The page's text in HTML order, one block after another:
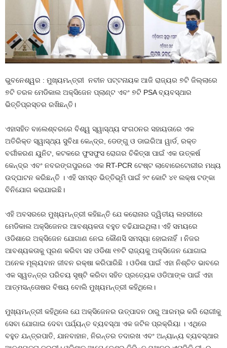
ଭୁବନେଶ୍ୱର : ମୁଖ୍ୟମନ୍ତ୍ରୀ ନବୀନ ପଟ୍ଟନାୟକ ଆଜି ରାଜ୍ୟର ୭ଟି ଜିଲ୍ଲାରେ
୭ଟି ତରଳ ମେଡିକାଲ ଅକ୍‌ସିଜେନ ପ୍ଲାଣ୍ଟ ଏବଂ ୭ଟି PSA ବ୍ୟବସ୍ଥାର
ଭିତ୍ତିପ୍ରସ୍ତର ରଖିଛନ୍ତି।
ଏହାସହିତ ବାଲେଶ୍ବରରେ ବିଶ୍ୱ ସ୍ୱାସ୍ଥ୍ୟ ସଂଗଠନର ସହାୟତାରେ ଏକ
ଅତିରିକ୍ତ ସ୍ୱାସ୍ଥ୍ୟ ସୁବିଧା କେନ୍ଦ୍ର, ଡେଙ୍ଗୁ ଓ ଡାଇରିଆ ୱାର୍ଡ, ରକ୍ତ
ବର୍ଗୀକରଣ ୟୁନିଟ, କଟକରେ ଫୁସଫୁସ ରୋଗର ଚିକିତ୍ସା ପାଇଁ ଏକ ଉତ୍କର୍ଷ
କେନ୍ଦ୍ର ଏବଂ ନବରଙ୍ଗପୁରରେ ଏକ RT-PCR ଟେଷ୍ଟ ଲାବୋରେଟୋରୀର ମଧ୍ୟ
ଉଦ୍‌ଘାଟନ କରିଛନ୍ତି । ଏହି ସମସ୍ତ ଭିତ୍ତିଭୂମି ପାଇଁ ୨୯ କୋଟି ୪୧ ଲକ୍ଷ ଟଙ୍କା
ବିନିଯୋଗ କରାଯାଇଛି।
ଏହି ଅବସରରେ ମୁଖ୍ୟମନ୍ତ୍ରୀ କହିଛନ୍ତି ଯେ କରୋନାର ଦ୍ୱିତୀୟ ଲହରୀରେ
ମେଡିକାଲ ଅକ୍‌ସିଜେନର ଆବଶ୍ୟକତା ବହୁତ ବଢିଯାଇଥିଲା। ଏହି ସମୟରେ
ଓଡିଶାରେ ଅକ୍‌ସିଜେନ ଯୋଗାଣ ନେଇ କୌଣସି ସମସ୍ୟା ହୋଇନାହିଁ । ନିଜର
ଆବଶ୍ୟକତାକୁ ପୂରଣ କରିବା ସହ ଓଡିଶା ୧୭ଟି ରାଜ୍ୟକୁ ଅକ୍‌ସିଜେନ ଯୋଗାଇ
ଅନେକ ମୂଲ୍ୟବାନ ଜୀବନ ରକ୍ଷା କରିପାରିଛି । ଓଡିଶା ପାଇଁ ଏହା ନିଶ୍ଚିତ ଭାବରେ
ଏକ ସ୍ୱତନ୍ତ୍ର ପରିଚୟ ସୃଷ୍ଟି କରିବା ସହିତ ପ୍ରତ୍ୟେକ ଓଡିଆଙ୍କ ପାଇଁ ଏହା
ଆତ୍ମସନ୍ତୋଷର ବିଷୟ ବୋଲି ମୁଖ୍ୟମନ୍ତ୍ରୀ କହିଥିଲେ।
ମୁଖ୍ୟମନ୍ତ୍ରୀ କହିଥିଲେ ଯେ ଅକ୍‌ସିଜେନର ଉତ୍ପାଦନ ଠାରୁ ଆରମ୍ଭ କରି ରୋଗୀକୁ
ସେବା ଯୋଗାଇ ଦେବା ପର୍ଯ୍ୟନ୍ତ ବ୍ୟବସ୍ଥା ଏକ ଜଟିଳ ପ୍ରକ୍ରିୟା । ଏଥିରେ
ବହୁତ ଯନ୍ତ୍ରପାତି, ଯାନବାହାନ, ନିରନ୍ତର ତଦାରଖ ଏବଂ ଅନ୍ୟାନ୍ୟ ବ୍ୟବସ୍ଥାର